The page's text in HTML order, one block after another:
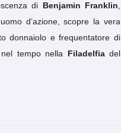
di Benjamin Franklin,
d’azione, scopre la vera
donnaiolo e frequentatore di
tempo nella Filadelfiadel